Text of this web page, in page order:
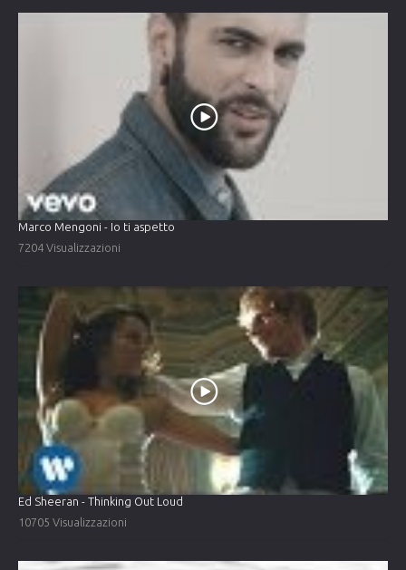
Marco Mengoni - Io ti aspetto
7204 Visualizzazioni
Ed Sheeran - Thinking Out Loud
10705 Visualizzazioni